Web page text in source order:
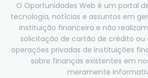
O Oportunidades Web é um portal
tecnologia, notícias e assuntos em
instituição financeira e não
solicitação de cartão de crédito ou
operações privadas de instituições
sobre finanças existentes em
meramente